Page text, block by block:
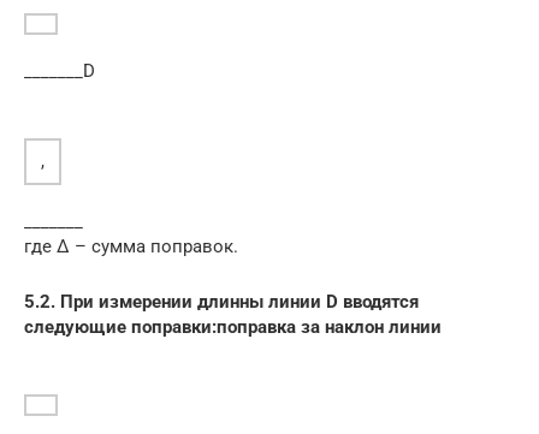
D
,
где Δ – сумма поправок.
5.2. При измерении длинны линии D вводятся
следующие поправки:поправка за наклон линии